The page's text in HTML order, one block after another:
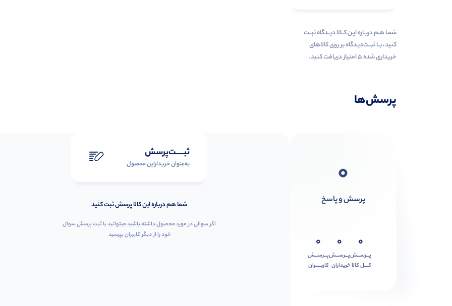
شمـا هـم دربـاره ایـن کــالا دیــدگاه ثبــت
کنید، بــا ثبــت‌دیـدگاه بر روی کالاهای
خریداری شده ۵ امتیاز دریافت کنید.
پرسش‌ها
0
پرسش و پاسخ
0
پـــرســـش
کــــل کالا
0
پـــرســـش
خریداران
0
پـــرســـش
کاربـــــران
ثبـــــت‌پرسش
به‌عنوان ‌خریدار‌این‌ محصول
شما هم درباره این کالا پرسش ثبت کنید
اگر سوالی در مورد محصول داشته باشید میتوانید با ثبت پرسش سوال
خود را از دیگر کاربران بپرسید